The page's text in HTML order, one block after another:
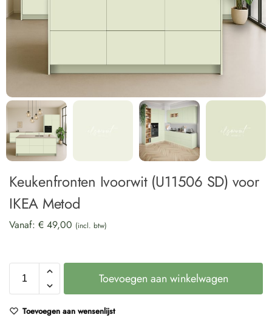
Keukenfronten Ivoorwit (U11506 SD) voor
IKEA Metod
Vanaf: € 49,00 (incl. btw)
Toevoegen aan winkelwagen
Toevoegen aan wensenlijst